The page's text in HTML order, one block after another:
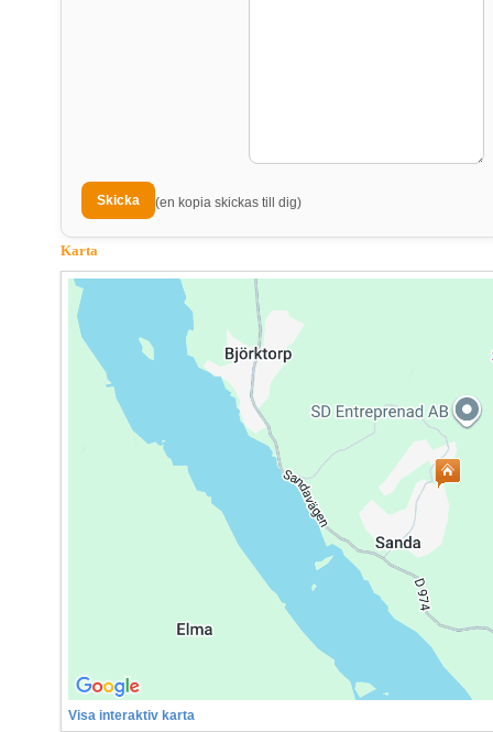
(en kopia skickas till dig)
Karta
Visa interaktiv karta